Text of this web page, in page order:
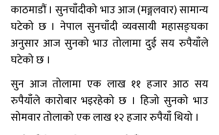
काठमाडौं । सुनचाँदीको भाउ आज (मङ्गलवार) सामान्य
घटेको छ । नेपाल सुनचाँदी व्यवसायी महासङ्घका
अनुसार आज सुनको भाउ तोलामा दुई सय रुपैयाँले
घटेको छ ।
सुन आज तोलामा एक लाख ११ हजार आठ सय
रुपैयाँले कारोबार भइरहेको छ । हिजो सुनको भाउ
सोमवार तोलाको एक लाख १२ हजार रुपैयाँ थियो ।